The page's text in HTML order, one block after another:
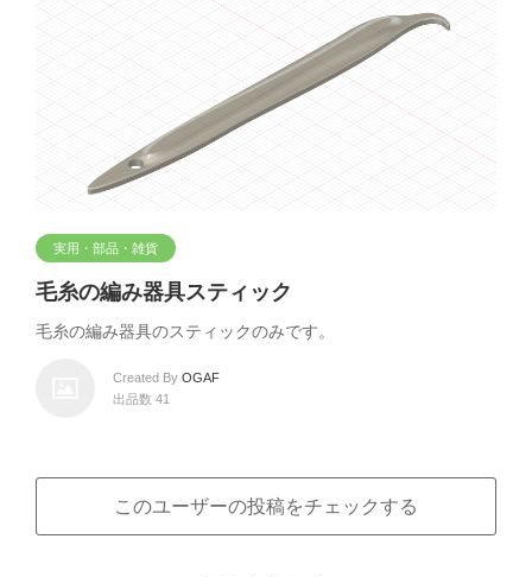
実用・部品・雑貨
毛糸の編み器具スティック
毛糸の編み器具のスティックのみです。
Created By OGAF
出品数 41
このユーザーの投稿をチェックする